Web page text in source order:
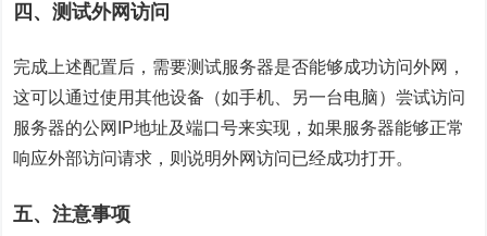
四、测试外网访问
完成上述配置后，需要测试服务器是否能够成功访问外网，
这可以通过使用其他设备（如手机、另一台电脑）尝试访问
服务器的公网IP地址及端口号来实现，如果服务器能够正常
响应外部访问请求，则说明外网访问已经成功打开。
五、注意事项